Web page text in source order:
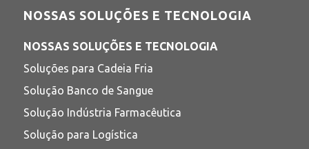
NOSSAS SOLUÇÕES E TECNOLOGIA
NOSSAS SOLUÇÕES E TECNOLOGIA
Soluções para Cadeia Fria
Solução Banco de Sangue
Solução Indústria Farmacêutica
Solução para Logística